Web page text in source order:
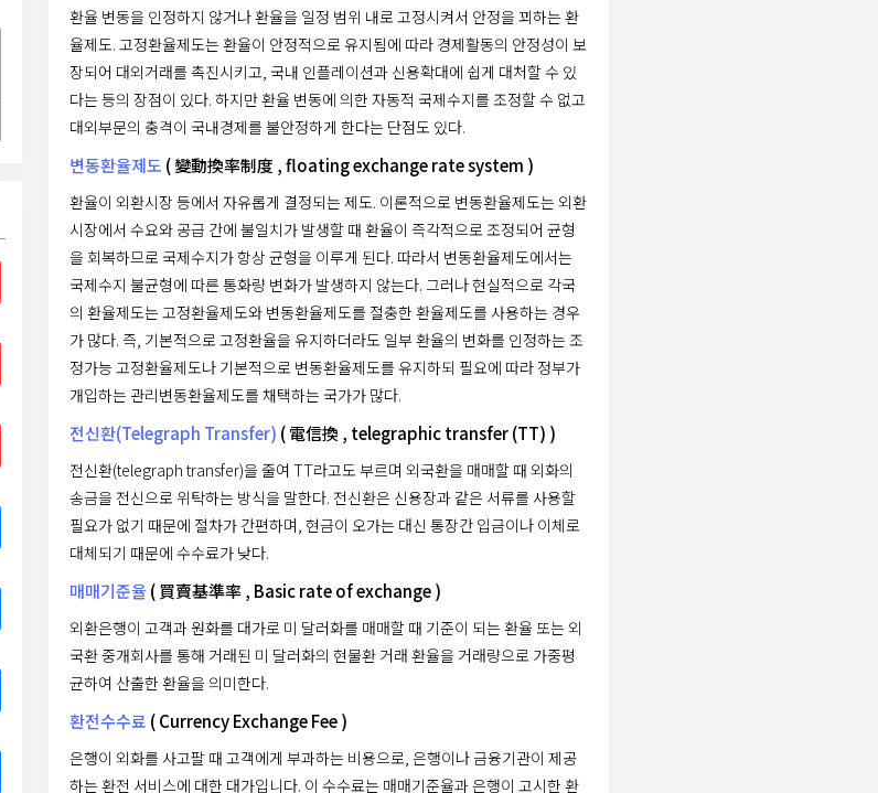
환율 변동을 인정하지 않거나 환율을 일정 범위 내로 고정시켜서 안정을 꾀하는 환
율제도. 고정환율제도는 환율이 안정적으로 유지됨에 따라 경제활동의 안정성이 보
장되어 대외거래를 촉진시키고, 국내 인플레이션과 신용확대에 쉽게 대처할 수 있
다는 등의 장점이 있다. 하지만 환율 변동에 의한 자동적 국제수지를 조정할 수 없고
대외부문의 충격이 국내경제를 불안정하게 한다는 단점도 있다.
변동환율제도 ( 變動換率制度 , floating exchange rate system )
환율이 외환시장 등에서 자유롭게 결정되는 제도. 이론적으로 변동환율제도는 외환
시장에서 수요와 공급 간에 불일치가 발생할 때 환율이 즉각적으로 조정되어 균형
을 회복하므로 국제수지가 항상 균형을 이루게 된다. 따라서 변동환율제도에서는
국제수지 불균형에 따른 통화량 변화가 발생하지 않는다. 그러나 현실적으로 각국
의 환율제도는 고정환율제도와 변동환율제도를 절충한 환율제도를 사용하는 경우
가 많다. 즉, 기본적으로 고정환율을 유지하더라도 일부 환율의 변화를 인정하는 조
정가능 고정환율제도나 기본적으로 변동환율제도를 유지하되 필요에 따라 정부가
개입하는 관리변동환율제도를 채택하는 국가가 많다.
전신환(Telegraph Transfer) ( 電信換 , telegraphic transfer (TT) )
전신환(telegraph transfer)을 줄여 TT라고도 부르며 외국환을 매매할 때 외화의
송금을 전신으로 위탁하는 방식을 말한다. 전신환은 신용장과 같은 서류를 사용할
필요가 없기 때문에 절차가 간편하며, 현금이 오가는 대신 통장간 입금이나 이체로
대체되기 때문에 수수료가 낮다.
매매기준율( 買賣基準率 , Basic rate of exchange )
외환은행이 고객과 원화를 대가로 미 달러화를 매매할 때 기준이 되는 환율 또는 외
국환 중개회사를 통해 거래된 미 달러화의 현물환 거래 환율을 거래량으로 가중평
균하여 산출한 환율을 의미한다.
환전수수료 ( Currency Exchange Fee )
은행이 외화를 사고팔 때 고객에게 부과하는 비용으로, 은행이나 금융기관이 제공
하는 환전 서비스에 대한 대가입니다. 이 수수료는 매매기준율과 은행이 고시한 환